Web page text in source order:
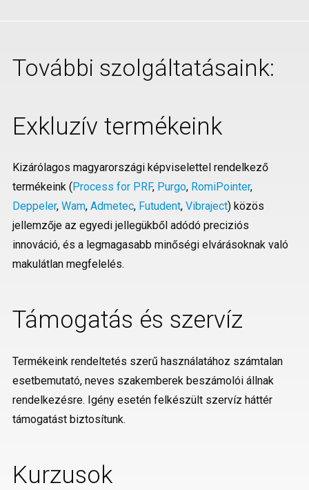
További szolgáltatásaink:
Exkluzív termékeink
Kizárólagos magyarországi képviselettel rendelkező
termékeink ( Process for PRF, Purgo, RomiPointer,
Deppeler, Wam, Admetec, Futudent, Vibraject) közös
jellemzője az egyedi jellegükből adódó preciziós
innováció, és a legmagasabb minőségi elvárásoknak való
makulátlan megfelelés.
Támogatás és szervíz
Termékeink rendeltetés szerű használatához számtalan
esetbemutató, neves szakemberek beszámolói állnak
rendelkezésre. Igény esetén felkészült szervíz háttér
támogatást biztosítunk.
Kurzusok